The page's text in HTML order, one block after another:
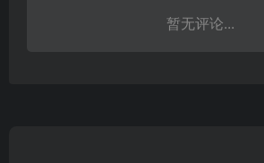
暂无评论...